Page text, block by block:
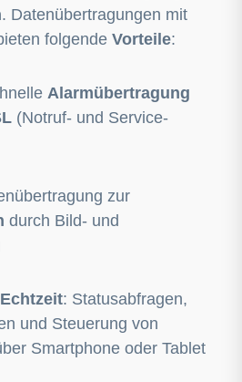
. Datenübertragungen mit
folgende Vorteile:
Alarmübertragung
(Notruf- und Service-
zur
durch Bild- und
: Statusabfragen,
und Steuerung von
Smartphone oder Tablet